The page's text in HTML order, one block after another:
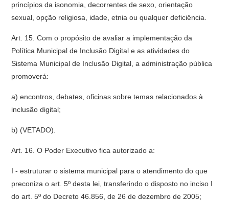
princípios da isonomia, decorrentes de sexo, orientação
sexual, opção religiosa, idade, etnia ou qualquer deficiência.
Art. 15. Com o propósito de avaliar a implementação da
Política Municipal de Inclusão Digital e as atividades do
Sistema Municipal de Inclusão Digital, a administração pública
promoverá:
a) encontros, debates, oficinas sobre temas relacionados à
inclusão digital;
b) (VETADO).
Art. 16. O Poder Executivo fica autorizado a:
I - estruturar o sistema municipal para o atendimento do que
preconiza o art. 5º desta lei, transferindo o disposto no inciso I
do art. 5º do Decreto 46.856, de 26 de dezembro de 2005;